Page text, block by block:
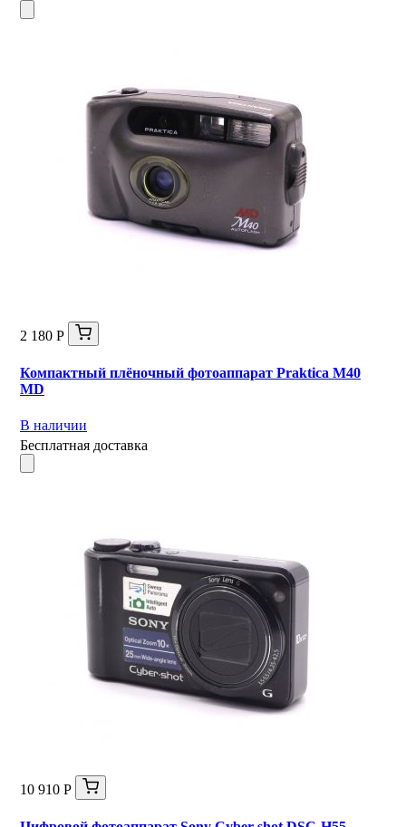
2 180 Р
Компактный плёночный фотоаппарат Praktica M40
MD
В наличии
Бесплатная доставка
10 910 Р